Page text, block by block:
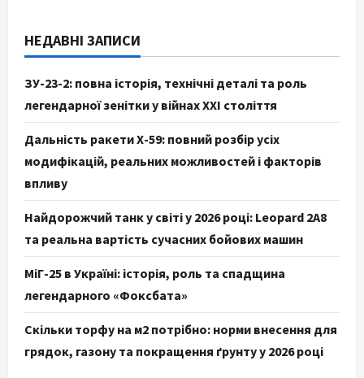
НЕДАВНІ ЗАПИСИ
ЗУ-23-2: повна історія, технічні деталі та роль
легендарної зенітки у війнах XXI століття
Дальність ракети Х-59: повний розбір усіх
модифікацій, реальних можливостей і факторів
впливу
Найдорожчий танк у світі у 2026 році: Leopard 2A8
та реальна вартість сучасних бойових машин
МіГ-25 в Україні: історія, роль та спадщина
легендарного «Фоксбата»
Скільки торфу на м2 потрібно: норми внесення для
грядок, газону та покращення ґрунту у 2026 році